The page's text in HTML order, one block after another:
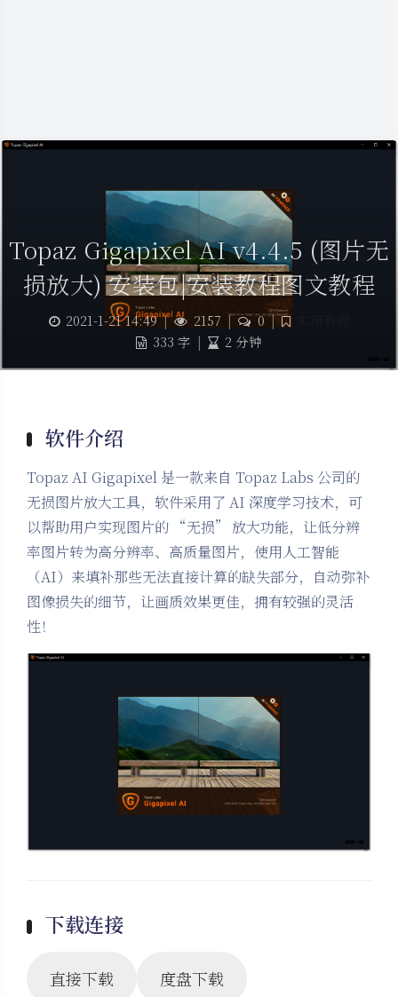
Topaz Gigapixel AI v4.4.5 (图片无
损放大) 安装包|安装教程图文教程
2021-1-21 14:49 | 2157 | 0 |
333 字 | 2 分钟
软件介绍
Topaz AI Gigapixel 是一款来自 Topaz Labs 公司的
无损图片放大工具，软件采用了 AI 深度学习技术，可
以帮助用户实现图片的 “无损” 放大功能，让低分辨
率图片转为高分辨率、高质量图片，使用人工智能
（AI）来填补那些无法直接计算的缺失部分，自动弥补
图像损失的细节，让画质效果更佳，拥有较强的灵活
性！
下载连接
直接下载 度盘下载